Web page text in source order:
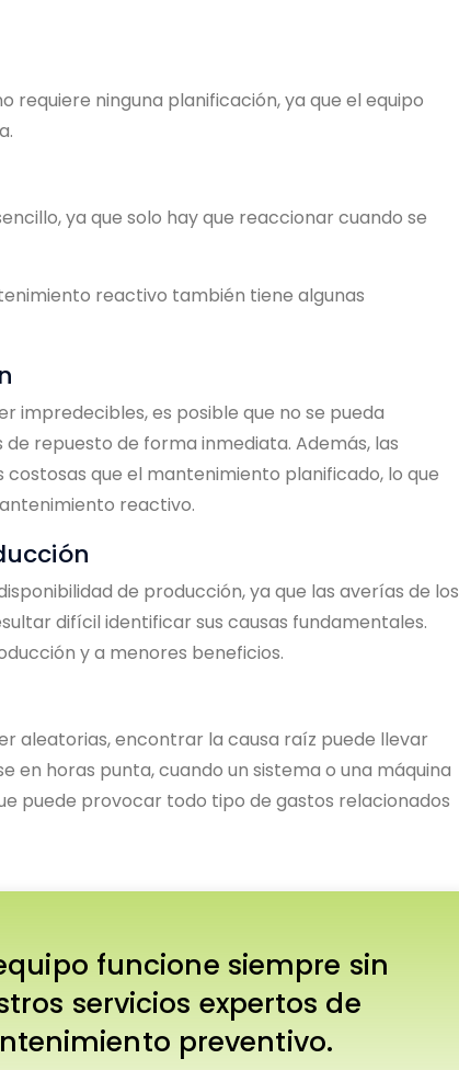
ninguna planificación, ya que el equipo
ya que solo hay que reaccionar cuando se
reactivo también tiene algunas
impredecibles, es posible que no se pueda
repuesto de forma inmediata. Además, las
que el mantenimiento planificado, lo que
reactivo.
de producción, ya que las averías de los
difícil identificar sus causas fundamentales.
y a menores beneficios.
aleatorias, encontrar la causa raíz puede llevar
en horas punta, cuando un sistema o una máquina
puede provocar todo tipo de gastos relacionados
funcione siempre sin
servicios expertos de
preventivo.